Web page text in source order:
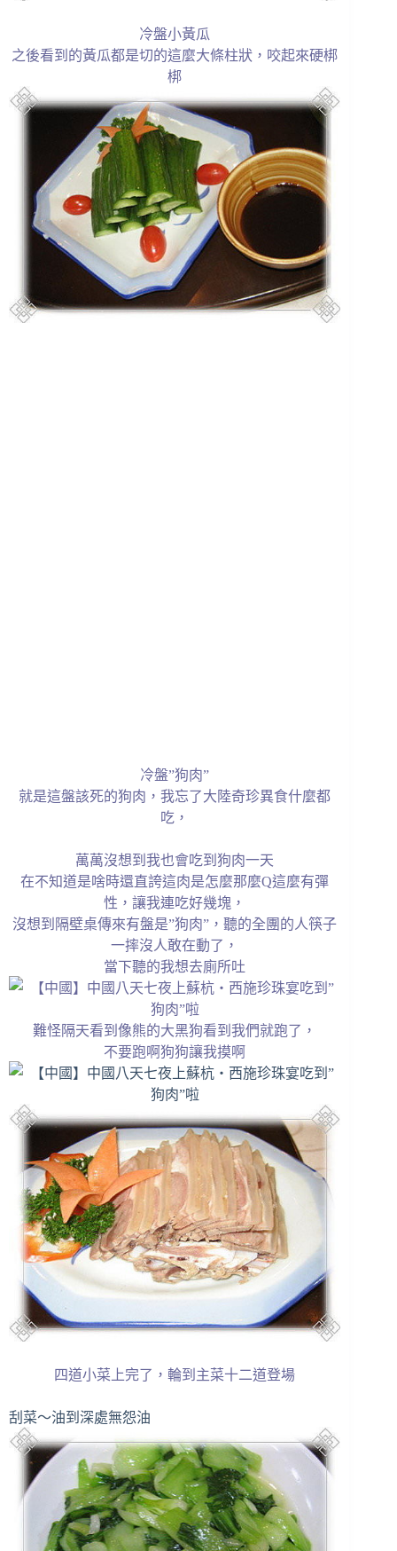
冷盤小黃瓜
之後看到的黃瓜都是切的這麼大條柱狀，咬起來硬梆
梆
冷盤”狗肉”
就是這盤該死的狗肉，我忘了大陸奇珍異食什麼都
吃，
萬萬沒想到我也會吃到狗肉一天
在不知道是啥時還直誇這肉是怎麼那麼Q這麼有彈
性，讓我連吃好幾塊，
沒想到隔壁桌傳來有盤是”狗肉”，聽的全團的人筷子
一摔沒人敢在動了，
當下聽的我想去廁所吐
難怪隔天看到像熊的大黑狗看到我們就跑了，
不要跑啊狗狗讓我摸啊
四道小菜上完了，輪到主菜十二道登場
刮菜～油到深處無怨油